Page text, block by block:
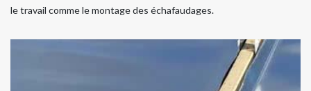
le travail comme le montage des échafaudages.